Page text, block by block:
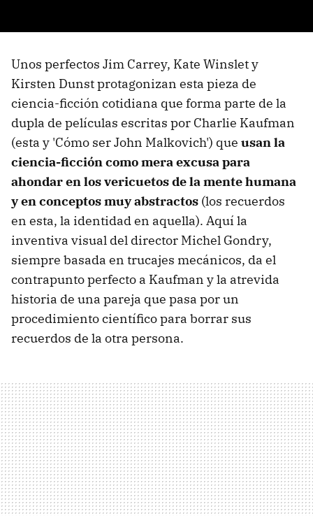
Unos perfectos Jim Carrey, Kate Winslet y
Kirsten Dunst protagonizan esta pieza de
ciencia-ficción cotidiana que forma parte de la
dupla de películas escritas por Charlie Kaufman
(esta y 'Cómo ser John Malkovich') que usan la
ciencia-ficción como mera excusa para
ahondar en los vericuetos de la mente humana
y en conceptos muy abstractos (los recuerdos
en esta, la identidad en aquella). Aquí la
inventiva visual del director Michel Gondry,
siempre basada en trucajes mecánicos, da el
contrapunto perfecto a Kaufman y la atrevida
historia de una pareja que pasa por un
procedimiento científico para borrar sus
recuerdos de la otra persona.